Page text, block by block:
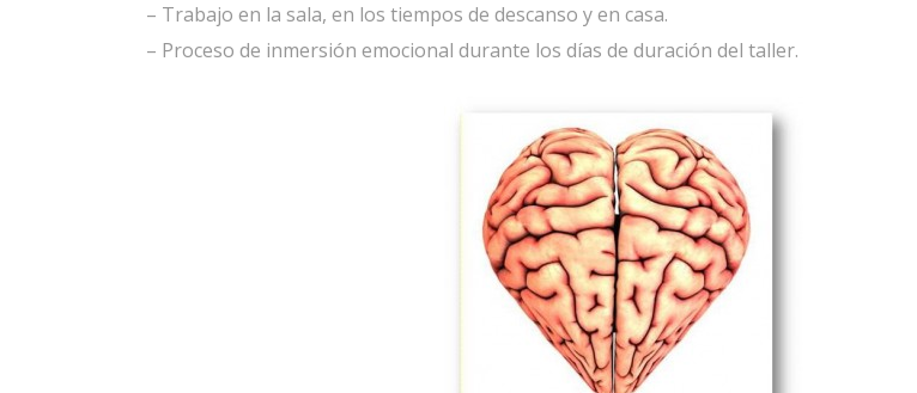
– Trabajo en la sala, en los tiempos de descanso y en casa.
– Proceso de inmersión emocional durante los días de duración del taller.